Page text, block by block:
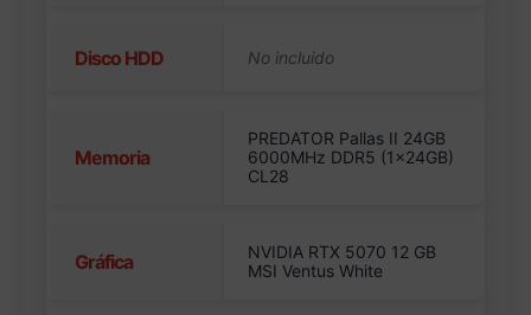
Disco HDD
Memoria
PREDATOR Pallas II 24GB
6000MHz DDR5 (1x24GB)
CL28
Gráfica
NVIDIA RTX 5070 12 GB
MSI Ventus White